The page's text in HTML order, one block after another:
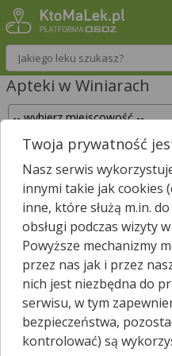
Wpisz nazwę leku
Apteki w Winiarach
Sprawdź, które apteki
Twój lek i zarezerwuj
Wpisz nazwę leku
W pobliżu Winiar jest 7
aptek.
Wybierz typ aptek
Twoja prywatność
Nasz serwis
innymi takie jak cookies
inne, które służą m.in.
obsługi podczas wizyty
Powyższe mechanizmy
przez nas jak i przez
nich jest niezbędna do
serwisu, w tym
bezpieczeństwa,
kontrolować) są